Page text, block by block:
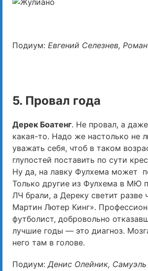
Подиум: Евгений Селезнев,
5. Провал года
Дерек Боатенг. Не провал, а
какая-то. Надо же настолько не
уважать себя, чтоб в таком
глупостей поставить по сути
Ну да, на лавку Фулхема может
Только другие из Фулхема в МЮ
ЛЧ брали, а Дереку светит разве
Мартин Лютер Кинг».
футболист, добровольно
лучшие годы — это диагноз.
него там в голове.
Подиум: Денис Олейник,